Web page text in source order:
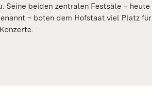
Seine beiden zentralen Festsäle – heute
– boten dem Hofstaat viel Platz für